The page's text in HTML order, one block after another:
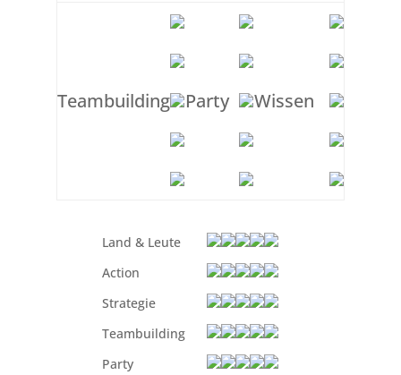
Teambuilding Party Wissen
Land & Leute
Action
Strategie
Teambuilding
Party